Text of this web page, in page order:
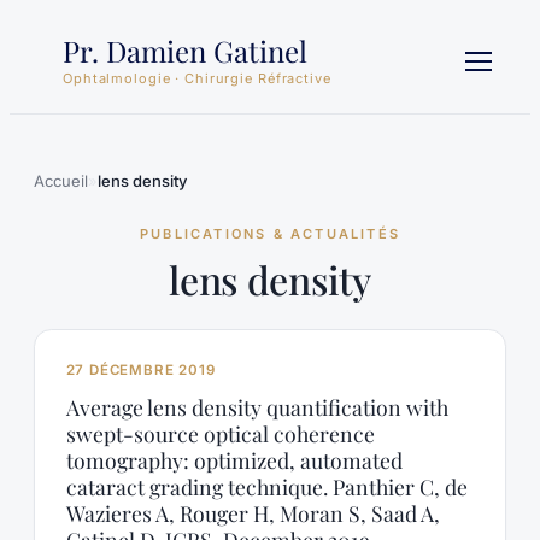
contenu
Pr. Damien Gatinel
Ophtalmologie · Chirurgie Réfractive
Accueil lens density
PUBLICATIONS & ACTUALITÉS
lens density
27 DÉCEMBRE 2019
Average lens density quantification with
swept-source optical coherence
tomography: optimized, automated
cataract grading technique. Panthier C, de
Wazieres A, Rouger H, Moran S, Saad A,